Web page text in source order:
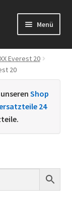
Menü
Everest 20
20
Shop
24